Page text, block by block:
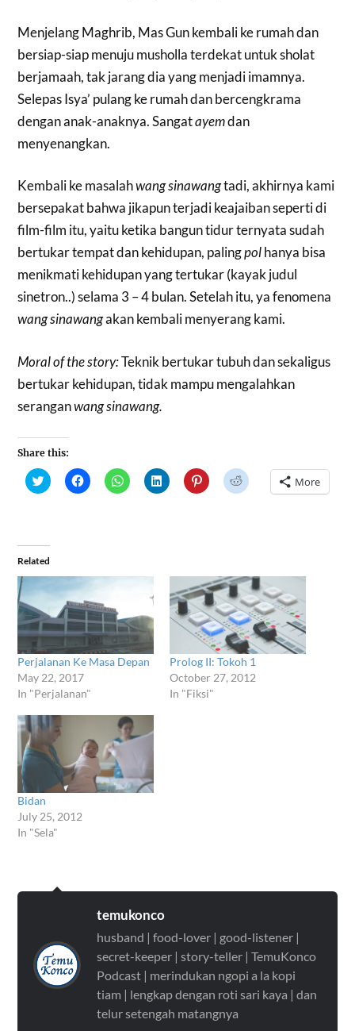
Menjelang Maghrib, Mas Gun kembali ke rumah dan
bersiap-siap menuju musholla terdekat untuk sholat
berjamaah, tak jarang dia yang menjadi imamnya.
Selepas Isya’ pulang ke rumah dan bercengkrama
dengan anak-anaknya. Sangatayemdan
menyenangkan.
Kembali ke masalahwang sinawangtadi, akhirnya kami
bersepakat bahwa jikapun terjadi keajaiban seperti di
film-film itu, yaitu ketika bangun tidur ternyata sudah
bertukar tempat dan kehidupan, palingpolhanya bisa
menikmati kehidupan yang tertukar (kayak judul
sinetron..) selama 3 – 4 bulan. Setelah itu, ya fenomena
wang sinawangakan kembali menyerang kami.
Moral of the story:Teknik bertukar tubuh dan sekaligus
bertukar kehidupan, tidak mampu mengalahkan
seranganwang sinawang.
Share this:
Click
to
new
window)
Click
to
Click
to
Click
to
Click
to
Click
to More
Related
Perjalanan Ke Masa Depan
May 22, 2017
In "Perjalanan"
Prolog II: Tokoh 1
October 27, 2012
In "Fiksi"
Bidan
July 25, 2012
In "Sela"
temukonco
husband | food-lover | good-listener |
secret-keeper | story-teller | TemuKonco
Podcast | merindukan ngopi a la kopi
tiam | lengkap dengan roti sari kaya | dan
telur setengah matangnya